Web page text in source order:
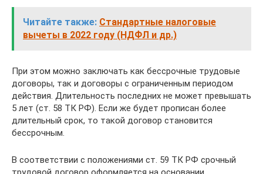
Читайте также: Стандартные налоговые
вычеты в 2022 году (НДФЛ и др.)
При этом можно заключать как бессрочные трудовые
договоры, так и договоры с ограниченным периодом
действия. Длительность последних не может превышать
5 лет (ст. 58 ТК РФ). Если же будет прописан более
длительный срок, то такой договор становится
бессрочным.
В соответствии с положениями ст. 59 ТК РФ срочный